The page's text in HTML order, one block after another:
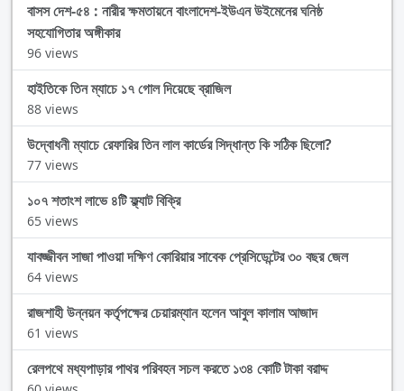
বাসস দেশ-৫৪ : নারীর ক্ষমতায়নে বাংলাদেশ-ইউএন উইমেনের ঘনিষ্ঠ
সহযোগিতার অঙ্গীকার
96 views
হাইতিকে তিন ম্যাচে ১৭ গোল দিয়েছে ব্রাজিল
88 views
উদ্বোধনী ম্যাচে রেফারির তিন লাল কার্ডের সিদ্ধান্ত কি সঠিক ছিলো?
77 views
১০৭ শতাংশ লাভে ৪টি ফ্ল্যাট বিক্রি
65 views
যাবজ্জীবন সাজা পাওয়া দক্ষিণ কোরিয়ার সাবেক প্রেসিডেন্টের ৩০ বছর জেল
64 views
রাজশাহী উন্নয়ন কর্তৃপক্ষের চেয়ারম্যান হলেন আবুল কালাম আজাদ
61 views
রেলপথে মধ্যপাড়ার পাথর পরিবহন সচল করতে ১৩৪ কোটি টাকা বরাদ্দ